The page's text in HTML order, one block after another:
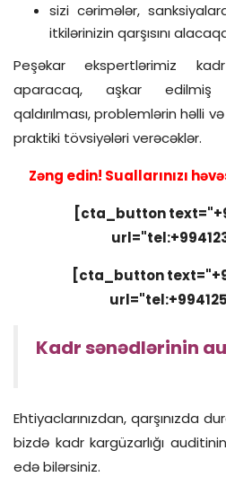
sizi cərimələr,
itkilərinizin qarşısını
Peşəkar ekspertlərimiz
aparacaq, aşkar edilmiş
qaldırılması, problemlərin həlli
praktiki tövsiyələri verəcəklər.
Zəng edin! Suallarınızı
[cta_button
[cta_button
Kadr sənədlərinin
Ehtiyaclarınızdan, qarşınızda
bizdə kadr kargüzarlığı
edə bilərsiniz.